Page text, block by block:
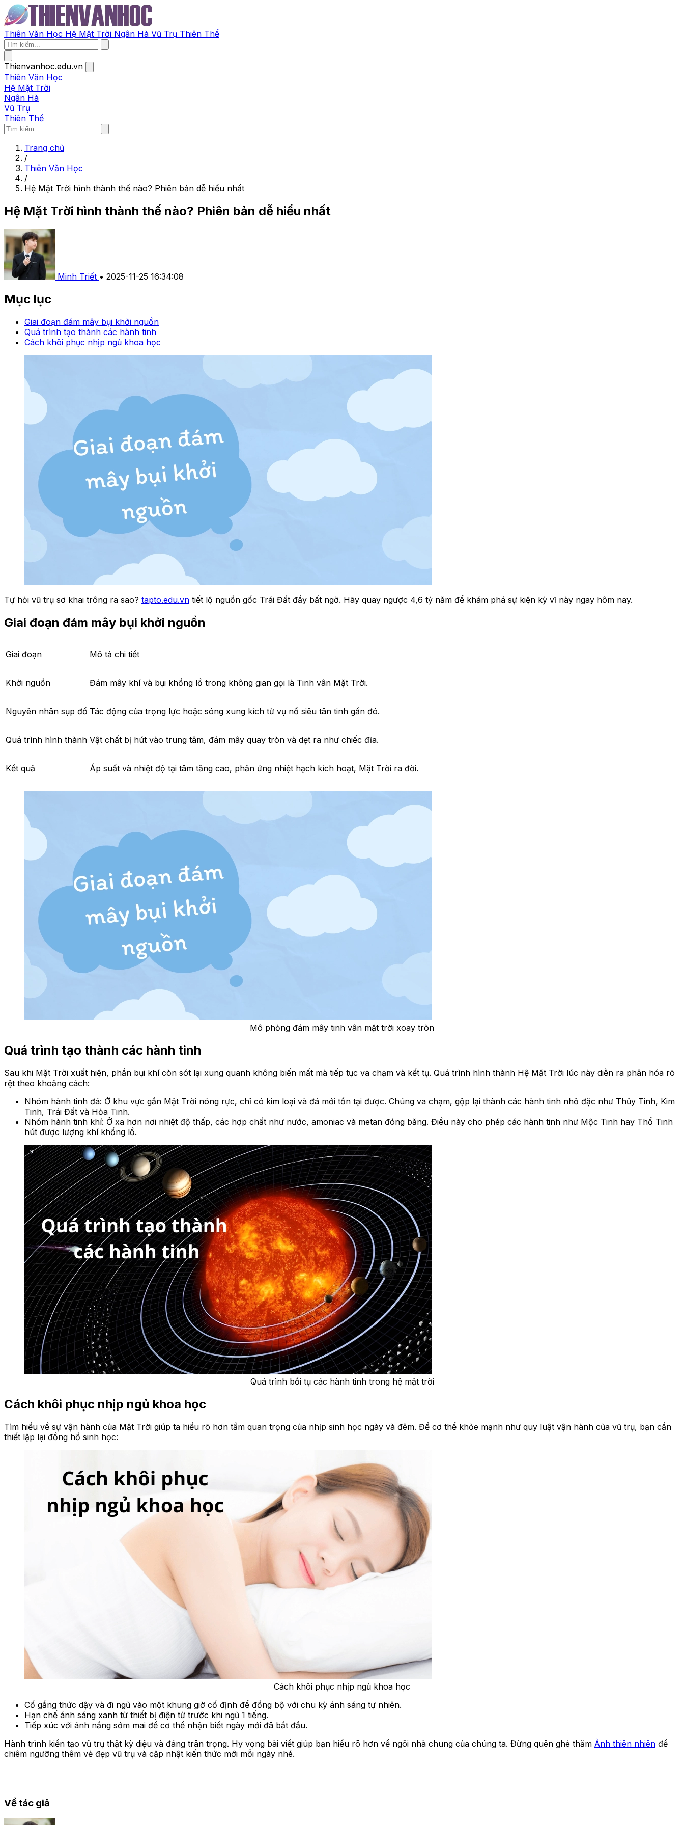
Thiên Văn Học Hệ Mặt Trời Ngân Hà Vũ Trụ Thiên Thể
Thienvanhoc.edu.vn
Thiên Văn Học
Hệ Mặt Trời
Ngân Hà
Vũ Trụ
Thiên Thể
Trang chủ
/
Thiên Văn Học
/
Hệ Mặt Trời hình thành thế nào? Phiên bản dễ hiểu nhất
Hệ Mặt Trời hình thành thế nào? Phiên bản dễ hiểu nhất
Minh Triết • 2025-11-25 16:34:08
Mục lục
Giai đoạn đám mây bụi khởi nguồn
Quá trình tạo thành các hành tinh
Cách khôi phục nhịp ngủ khoa học
Tự hỏi vũ trụ sơ khai trông ra sao? tapto.edu.vn tiết lộ nguồn gốc Trái Đất đầy bất ngờ. Hãy quay ngược 4,6 tỷ năm để khám phá sự kiện kỳ vĩ này ngay hôm nay.
Giai đoạn đám mây bụi khởi nguồn
Giai đoạn Mô tả chi tiết
Khởi nguồn Đám mây khí và bụi khổng lồ trong không gian gọi là Tinh vân Mặt Trời.
Nguyên nhân sụp đổ Tác động của trọng lực hoặc sóng xung kích từ vụ nổ siêu tân tinh gần đó.
Quá trình hình thành Vật chất bị hút vào trung tâm, đám mây quay tròn và dẹt ra như chiếc đĩa.
Kết quả Áp suất và nhiệt độ tại tâm tăng cao, phản ứng nhiệt hạch kích hoạt, Mặt Trời ra đời.
Mô phỏng đám mây tinh vân mặt trời xoay tròn
Quá trình tạo thành các hành tinh
Sau khi Mặt Trời xuất hiện, phần bụi khí còn sót lại xung quanh không biến mất mà tiếp tục va chạm và kết tụ. Quá trình hình thành Hệ Mặt Trời lúc này diễn ra phân hóa rõ
rệt theo khoảng cách:
Nhóm hành tinh đá: Ở khu vực gần Mặt Trời nóng rực, chỉ có kim loại và đá mới tồn tại được. Chúng va chạm, gộp lại thành các hành tinh nhỏ đặc như Thủy Tinh, Kim
Tinh, Trái Đất và Hỏa Tinh.
Nhóm hành tinh khí: Ở xa hơn nơi nhiệt độ thấp, các hợp chất như nước, amoniac và metan đóng băng. Điều này cho phép các hành tinh như Mộc Tinh hay Thổ Tinh
hút được lượng khí khổng lồ.
Quá trình bồi tụ các hành tinh trong hệ mặt trời
Cách khôi phục nhịp ngủ khoa học
Tìm hiểu về sự vận hành của Mặt Trời giúp ta hiểu rõ hơn tầm quan trọng của nhịp sinh học ngày và đêm. Để cơ thể khỏe mạnh như quy luật vận hành của vũ trụ, bạn cần
thiết lập lại đồng hồ sinh học:
Cách khôi phục nhịp ngủ khoa học
Cố gắng thức dậy và đi ngủ vào một khung giờ cố định để đồng bộ với chu kỳ ánh sáng tự nhiên.
Hạn chế ánh sáng xanh từ thiết bị điện tử trước khi ngủ 1 tiếng.
Tiếp xúc với ánh nắng sớm mai để cơ thể nhận biết ngày mới đã bắt đầu.
Hành trình kiến tạo vũ trụ thật kỳ diệu và đáng trân trọng. Hy vọng bài viết giúp bạn hiểu rõ hơn về ngôi nhà chung của chúng ta. Đừng quên ghé thăm Ảnh thiên nhiên để
chiêm ngưỡng thêm vẻ đẹp vũ trụ và cập nhật kiến thức mới mỗi ngày nhé.
Về tác giả